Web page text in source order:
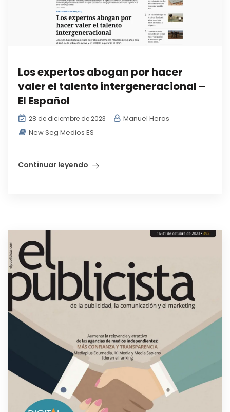
Los expertos abogan por hacer
valer el talento intergeneracional –
El Español
28 de diciembre de 2023
Manuel Heras
New Seg Medios ES
Continuar leyendo